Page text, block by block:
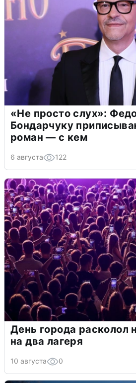
«Не просто слух»:
Бондарчуку
роман — с кем
6 августа 122
День города расколол
на два лагеря
10 августа 0